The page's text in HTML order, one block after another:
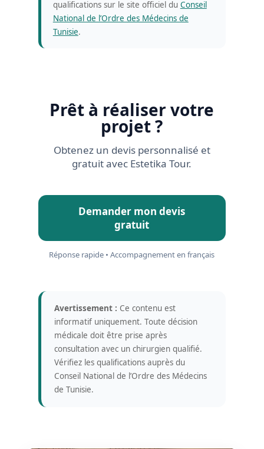
qualifications sur le site officiel du Conseil
National de l’Ordre des Médecins de
Tunisie.
Prêt à réaliser votre
projet ?
Obtenez un devis personnalisé et
gratuit avec Estetika Tour.
Demander mon devis
gratuit
Réponse rapide • Accompagnement en français
Avertissement : Ce contenu est
informatif uniquement. Toute décision
médicale doit être prise après
consultation avec un chirurgien qualifié.
Vérifiez les qualifications auprès du
Conseil National de l’Ordre des Médecins
de Tunisie.